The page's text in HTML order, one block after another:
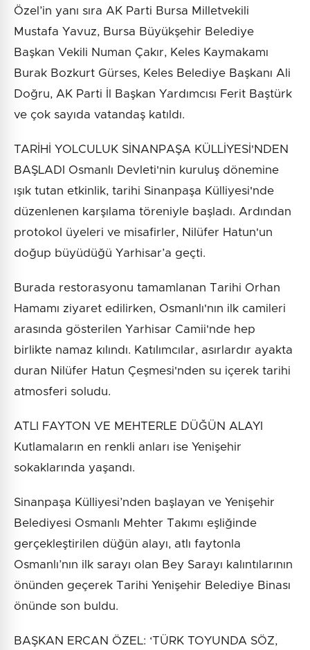
Özel’in yanı sıra AK Parti Bursa Milletvekili
Mustafa Yavuz, Bursa Büyükşehir Belediye
Başkan Vekili Numan Çakır, Keles Kaymakamı
Burak Bozkurt Gürses, Keles Belediye Başkanı Ali
Doğru, AK Parti İl Başkan Yardımcısı Ferit Baştürk
ve çok sayıda vatandaş katıldı.
TARİHİ YOLCULUK SİNANPAŞA KÜLLİYESİ'NDEN
BAŞLADI Osmanlı Devleti'nin kuruluş dönemine
ışık tutan etkinlik, tarihi Sinanpaşa Külliyesi'nde
düzenlenen karşılama töreniyle başladı. Ardından
protokol üyeleri ve misafirler, Nilüfer Hatun'un
doğup büyüdüğü Yarhisar’a geçti.
Burada restorasyonu tamamlanan Tarihi Orhan
Hamamı ziyaret edilirken, Osmanlı'nın ilk camileri
arasında gösterilen Yarhisar Camii'nde hep
birlikte namaz kılındı. Katılımcılar, asırlardır ayakta
duran Nilüfer Hatun Çeşmesi'nden su içerek tarihi
atmosferi soludu.
ATLI FAYTON VE MEHTERLE DÜĞÜN ALAYI
Kutlamaların en renkli anları ise Yenişehir
sokaklarında yaşandı.
Sinanpaşa Külliyesi’nden başlayan ve Yenişehir
Belediyesi Osmanlı Mehter Takımı eşliğinde
gerçekleştirilen düğün alayı, atlı faytonla
Osmanlı’nın ilk sarayı olan Bey Sarayı kalıntılarının
önünden geçerek Tarihi Yenişehir Belediye Binası
önünde son buldu.
BAŞKAN ERCAN ÖZEL: ‘TÜRK TOYUNDA SÖZ,